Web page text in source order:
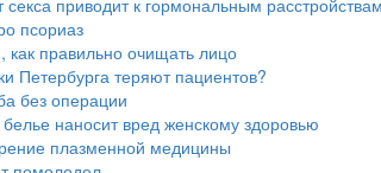
приводит к гормональным расстройствам
псориаз
как правильно очищать лицо
Петербурга теряют пациентов?
без операции
наносит вред женскому здоровью
плазменной медицины